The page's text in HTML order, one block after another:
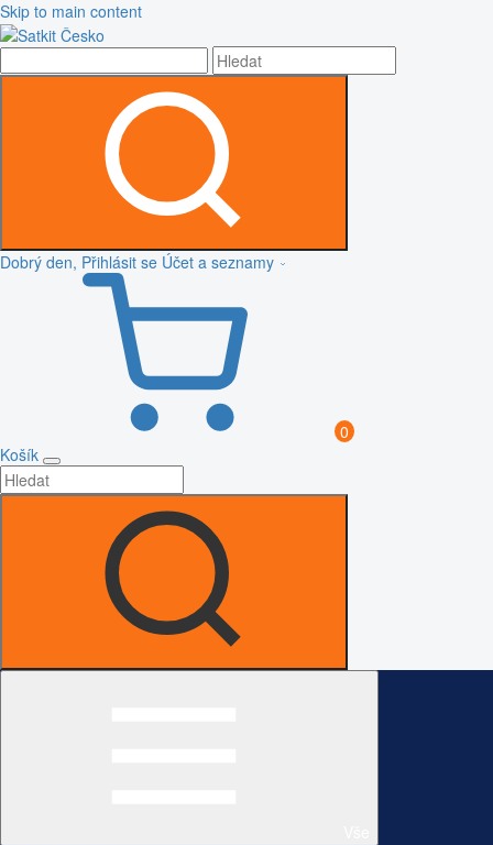
Skip to main content
Dobrý den, Přihlásit se Účet a seznamy
0
Košík